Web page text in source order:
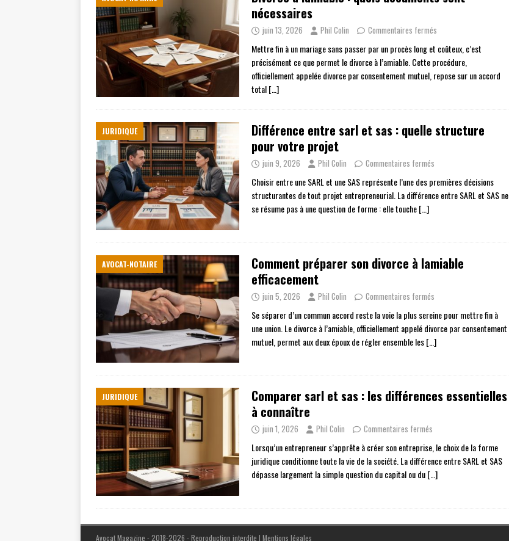
nécessaires
juin 13, 2026 Phil Colin Commentaires fermés
Mettre fin à un mariage sans passer par un procès long et coûteux, c’est
précisément ce que permet le divorce à l’amiable. Cette procédure,
officiellement appelée divorce par consentement mutuel, repose sur un accord
total[…]
JURIDIQUE
Différence entre sarl et sas : quelle structure
pour votre projet
juin 9, 2026 Phil Colin Commentaires fermés
Choisir entre une SARL et une SAS représente l’une des premières décisions
structurantes de tout projet entrepreneurial. La différence entre SARL et SAS ne
se résume pas à une question de forme : elle touche[…]
AVOCAT-NOTAIRE
Comment préparer son divorce à lamiable
efficacement
juin 5, 2026 Phil Colin Commentaires fermés
Se séparer d’un commun accord reste la voie la plus sereine pour mettre fin à
une union. Le divorce à l’amiable, officiellement appelé divorce par consentement
mutuel, permet aux deux époux de régler ensemble les[…]
JURIDIQUE
Comparer sarl et sas : les différences essentielles
à connaître
juin 1, 2026 Phil Colin Commentaires fermés
Lorsqu’un entrepreneur s’apprête à créer son entreprise, le choix de la forme
juridique conditionne toute la vie de la société. La différence entre SARL et SAS
dépasse largement la simple question du capital ou du[…]
Avocat Magazine - 2018-2026 - Reproduction interdite | Mentions légales